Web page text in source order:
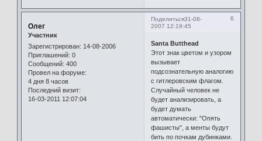
Поделиться 6
31-08-
2007 12:19:45
Олег
Участник
Зарегистрирован: 14-08-2006
Приглашений: 0
Сообщений: 400
Провел на форуме:
4 дня 8 часов
Последний визит:
16-03-2011 12:07:04
Santa Butthead
Этот знак цветом и узором
вызывает
подсознательную аналогию
с гитлеровским флагом.
Случайный человек не
будет анализировать, а
будет думать
автоматически: "Опять
фашисты", а менты будут
бить по почкам дубинками.